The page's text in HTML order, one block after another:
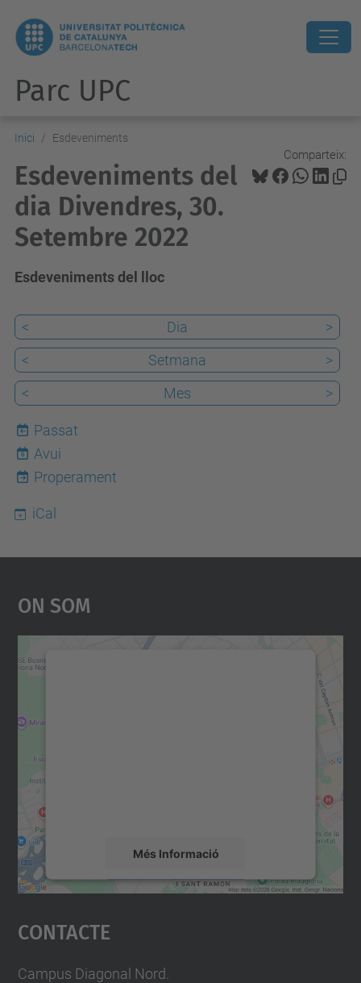
Parc UPC
Inici Esdeveniments
Comparteix:
Esdeveniments del
dia Divendres, 30.
Setembre 2022
Esdeveniments del lloc
< Dia
>
<
Setmana
>
<
Mes >
Passat
6
Avui
Properament
iCal
On Som
Més Informació
Accepta
powered by
Contacte
Campus Diagonal Nord.